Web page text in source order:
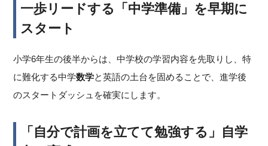
一歩リードする「中学準備」を早期に
スタート
小学6年生の後半からは、中学校の学習内容を先取りし、特
に難化する中学数学と英語の土台を固めることで、進学後
のスタートダッシュを確実にします。
「自分で計画を立てて勉強する」自学